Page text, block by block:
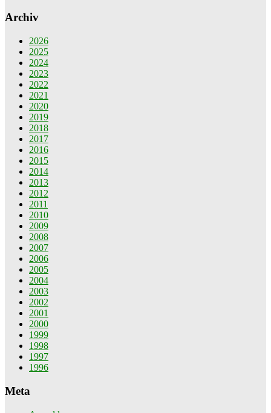
Archiv
2026
2025
2024
2023
2022
2021
2020
2019
2018
2017
2016
2015
2014
2013
2012
2011
2010
2009
2008
2007
2006
2005
2004
2003
2002
2001
2000
1999
1998
1997
1996
Meta